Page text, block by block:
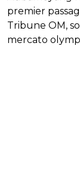
premier
Tribune OM,
mercato